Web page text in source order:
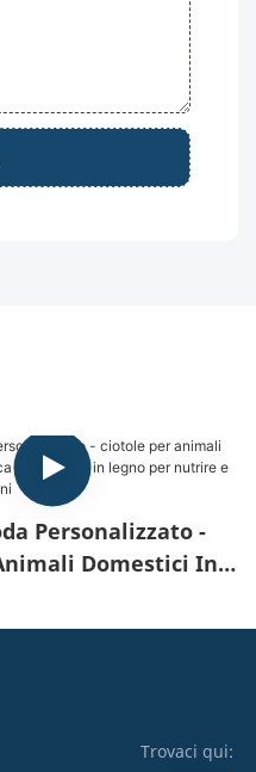
Personalizzato -
Domestici In
Gatti E Cani
Trovaci qui: